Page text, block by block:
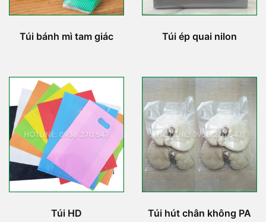
Túi bánh mì tam giác Túi ép quai nilon
Túi HD Túi hút chân không PA